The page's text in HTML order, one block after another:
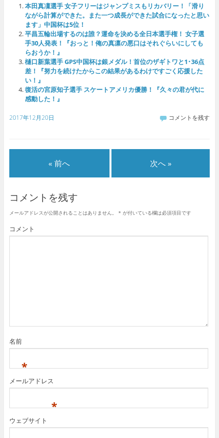
本田真凜選手 女子フリーはジャンプミスもリカバリー！「滑り
ながら計算ができた。また一つ成長ができた試合になったと思い
ます」中国杯は5位！
平昌五輪出場するのは誰？運命を決める全日本選手権！ 女子選
手30人発表！『おっと！俺の真凛の悪口はそれぐらいにしても
らおうか！』
樋口新葉選手 GPS中国杯は銀メダル！首位のザギトワと1･36点
差！『努力を続けたからこの結果があるわけですごく応援した
い！』
復活の宮原知子選手 スケートアメリカ優勝！『久々の君が代に
感動した！』
2017年12月20日 コメントを残す
« 前へ 次へ »
コメントを残す
メールアドレスが公開されることはありません。 * が付いている欄は必須項目です
コメント
名前
*
メールアドレス
*
ウェブサイト